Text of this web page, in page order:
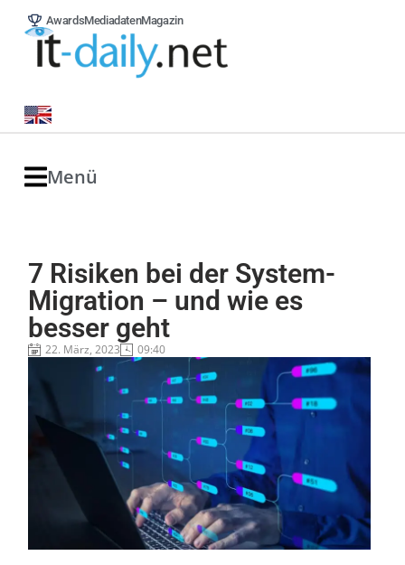
AwardsMediadatenMagazin
Menü
7 Risiken bei der System-
Migration – und wie es
besser geht
22. März, 2023 09:40